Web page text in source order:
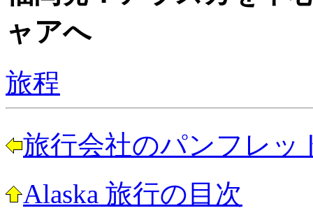
ャアへ
旅程
旅行会社のパンフレッ
Alaska 旅行の目次